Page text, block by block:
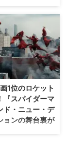
送。さらに、元特殊
が娘を守るために大
フランス発の話題
・リープ～娘を守
』が一挙放送され
然の中で繰り広 …
マシリーズの開発を
Varietyが報じ
クへようこそ』ジ
イトマンも関与
年3月のMLB開幕戦
したのを皮切りに、
ンダービーもリリ
この協力関係は
く予定だ。今月中
フィールド・オブ・
映画『フィールド・
ムス』の舞台となっ
1位のロケット
『スパイダーマ
ド・ニュー・デ
ョンの舞台裏が